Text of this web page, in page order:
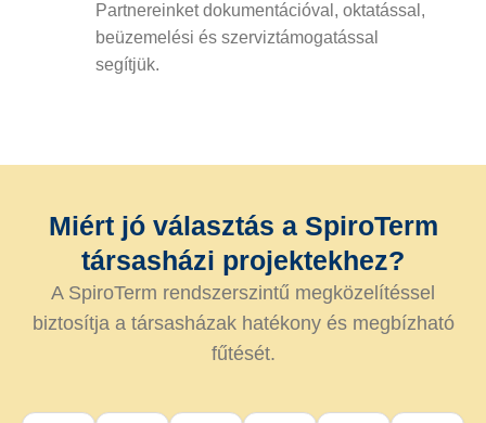
Partnereinket dokumentációval, oktatással,
beüzemelési és szerviztámogatással
segítjük.
Miért jó választás a SpiroTerm
társasházi projektekhez?
A SpiroTerm rendszerszintű megközelítéssel
biztosítja a társasházak hatékony és megbízható
fűtését.